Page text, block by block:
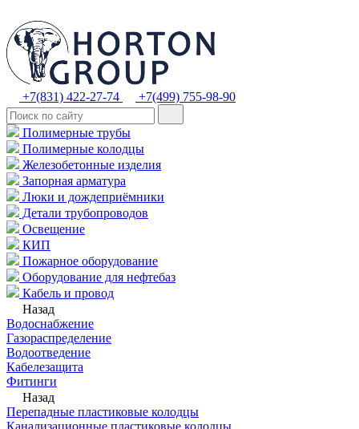
+7(831) 422-27-74 +7(499) 755-98-90
Полимерные трубы
Полимерные колодцы
Железобетонные изделия
Запорная арматура
Люки и дождеприёмники
Детали трубопроводов
Освещение
КИП
Пожарное оборудование
Оборудование для нефтебаз
Кабель и провод
Назад
Водоснабжение
Газораспределение
Водоотведение
Кабелезащита
Фитинги
Назад
Перепадные пластиковые колодцы
Канализационные пластиковые колодцы